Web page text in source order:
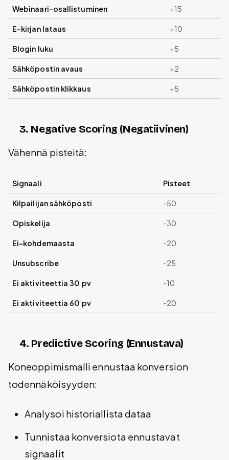
Webinaari-osallistuminen +15
E-kirjan lataus +10
Blogin luku +5
Sähköpostin avaus +2
Sähköpostin klikkaus +5
3. Negative Scoring (Negatiivinen)
Vähennä pisteitä:
Signaali Pisteet
Kilpailijan sähköposti -50
Opiskelija -30
Ei-kohdemaasta -20
Unsubscribe -25
Ei aktiviteettia 30 pv -10
Ei aktiviteettia 60 pv -20
4. Predictive Scoring (Ennustava)
Koneoppimismalli ennustaa konversion
todennäköisyyden:
Analysoi historiallista dataa
Tunnistaa konversiota ennustavat
signaalit